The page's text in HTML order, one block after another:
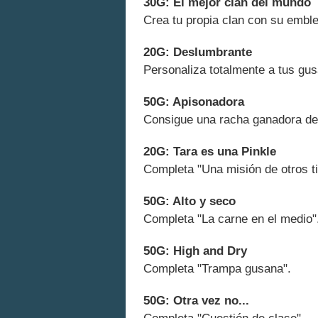
Crea tu propia clan con su
20G: Deslumbrante
Personaliza totalmente a tus
50G: Apisonadora
Consigue una racha ganadora
20G: Tara es una Pinkle
Completa "Una misión de otros
50G: Alto y seco
Completa "La carne en el
50G: High and Dry
Completa "Trampa gusana".
50G: Otra vez no...